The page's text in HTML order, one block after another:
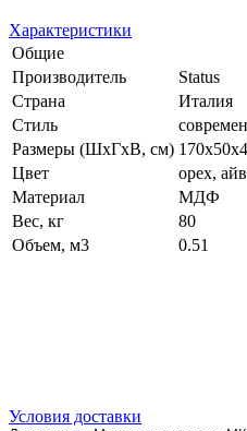
Характеристики
Общие
Производитель
Status
Страна
Италия
Стиль
Размеры (ШхГхВ, см)
Цвет
орех,
Материал
МДФ
Вес, кг
80
Объем, м3
0.51
Условия доставки